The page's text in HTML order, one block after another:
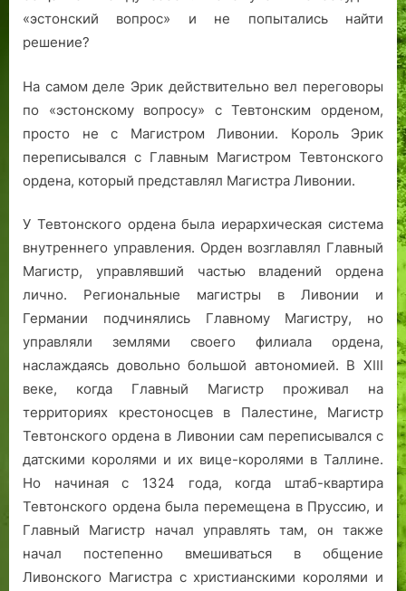
«эстонский вопрос» и не попытались найти
решение?
На самом деле Эрик действительно вел переговоры
по «эстонскому вопросу» с Тевтонским орденом,
просто не с Магистром Ливонии. Король Эрик
переписывался с Главным Магистром Тевтонского
ордена, который представлял Магистра Ливонии.
У Тевтонского ордена была иерархическая система
внутреннего управления. Орден возглавлял Главный
Магистр, управлявший частью владений ордена
лично. Региональные магистры в Ливонии и
Германии подчинялись Главному Магистру, но
управляли землями своего филиала ордена,
наслаждаясь довольно большой автономией. В XIII
веке, когда Главный Магистр проживал на
территориях крестоносцев в Палестине, Магистр
Тевтонского ордена в Ливонии сам переписывался с
датскими королями и их вице-королями в Таллине.
Но начиная с 1324 года, когда штаб-квартира
Тевтонского ордена была перемещена в Пруссию, и
Главный Магистр начал управлять там, он также
начал постепенно вмешиваться в общение
Ливонского Магистра с христианскими королями и